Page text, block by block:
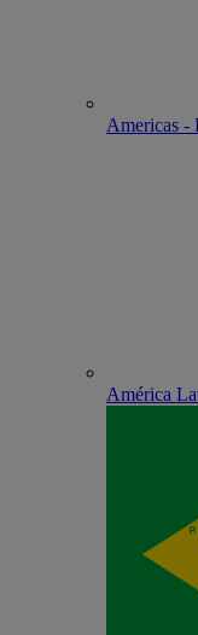
Americas -
América